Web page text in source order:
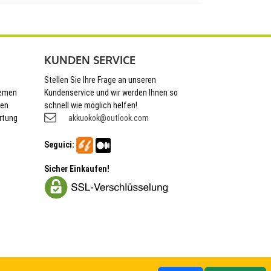
KUNDEN SERVICE
Stellen Sie Ihre Frage an unseren
Kundenservice und wir werden Ihnen so
schnell wie möglich helfen!
akkuokok@outlook.com
Seguici:
Sicher Einkaufen!